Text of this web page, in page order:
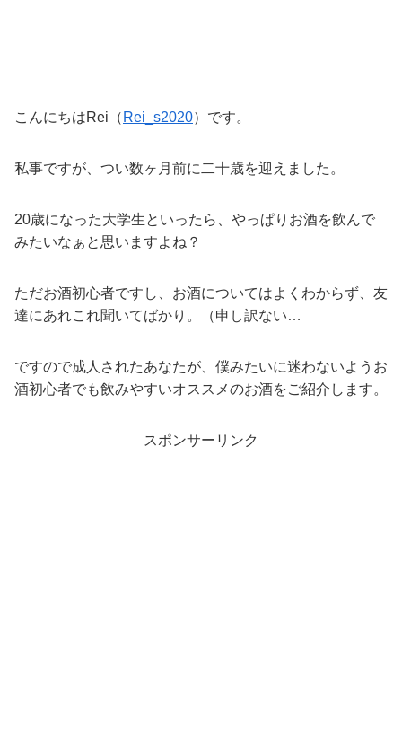
こんにちはRei（ Rei_s2020）です。
私事ですが、つい数ヶ月前に二十歳を迎えました。
20歳になった大学生といったら、やっぱりお酒を飲んで
みたいなぁと思いますよね？
ただお酒初心者ですし、お酒についてはよくわからず、友
達にあれこれ聞いてばかり。（申し訳ない…
ですので成人されたあなたが、僕みたいに迷わないようお
酒初心者でも飲みやすいオススメのお酒をご紹介します。
スポンサーリンク